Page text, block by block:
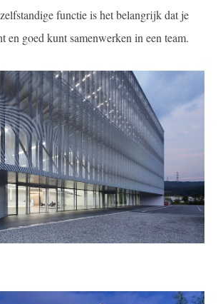
functie is het belangrijk dat je
en goed kunt samenwerken in een team.